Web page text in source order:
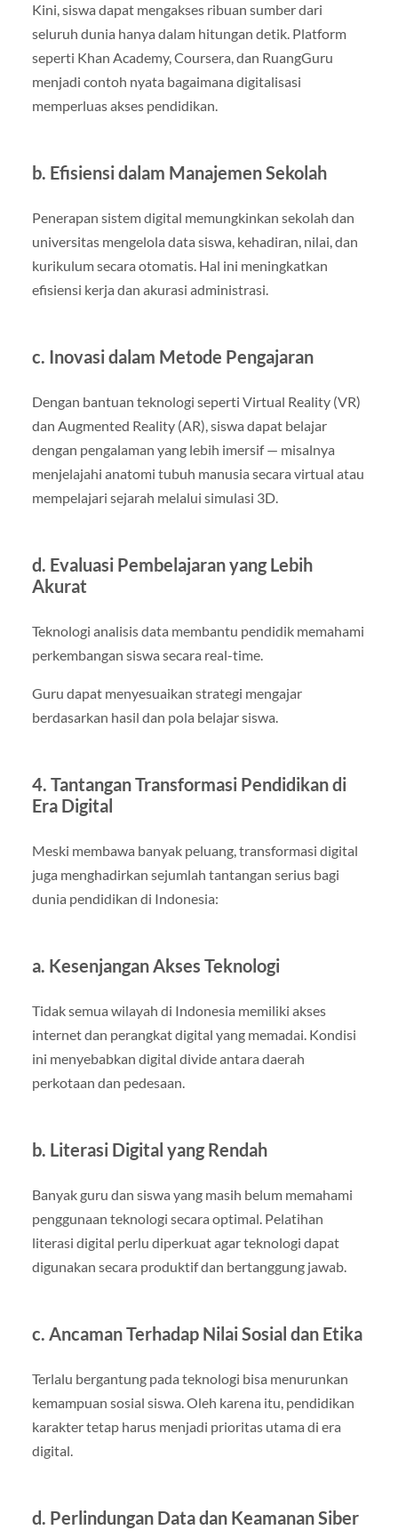
Kini, siswa dapat mengakses ribuan sumber dari
seluruh dunia hanya dalam hitungan detik. Platform
seperti Khan Academy, Coursera, dan RuangGuru
menjadi contoh nyata bagaimana digitalisasi
memperluas akses pendidikan.
b. Efisiensi dalam Manajemen Sekolah
Penerapan sistem digital memungkinkan sekolah dan
universitas mengelola data siswa, kehadiran, nilai, dan
kurikulum secara otomatis. Hal ini meningkatkan
efisiensi kerja dan akurasi administrasi.
c. Inovasi dalam Metode Pengajaran
Dengan bantuan teknologi seperti Virtual Reality (VR)
dan Augmented Reality (AR), siswa dapat belajar
dengan pengalaman yang lebih imersif — misalnya
menjelajahi anatomi tubuh manusia secara virtual atau
mempelajari sejarah melalui simulasi 3D.
d. Evaluasi Pembelajaran yang Lebih
Akurat
Teknologi analisis data membantu pendidik memahami
perkembangan siswa secara real-time.
Guru dapat menyesuaikan strategi mengajar
berdasarkan hasil dan pola belajar siswa.
4. Tantangan Transformasi Pendidikan di
Era Digital
Meski membawa banyak peluang, transformasi digital
juga menghadirkan sejumlah tantangan serius bagi
dunia pendidikan di Indonesia:
a. Kesenjangan Akses Teknologi
Tidak semua wilayah di Indonesia memiliki akses
internet dan perangkat digital yang memadai. Kondisi
ini menyebabkan digital divide antara daerah
perkotaan dan pedesaan.
b. Literasi Digital yang Rendah
Banyak guru dan siswa yang masih belum memahami
penggunaan teknologi secara optimal. Pelatihan
literasi digital perlu diperkuat agar teknologi dapat
digunakan secara produktif dan bertanggung jawab.
c. Ancaman Terhadap Nilai Sosial dan Etika
Terlalu bergantung pada teknologi bisa menurunkan
kemampuan sosial siswa. Oleh karena itu, pendidikan
karakter tetap harus menjadi prioritas utama di era
digital.
d. Perlindungan Data dan Keamanan Siber